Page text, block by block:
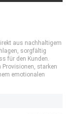
aus nachhaltigem
sorgfältig
für den Kunden.
Provisionen, starken
emotionalen